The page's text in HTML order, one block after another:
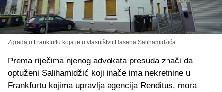
Zgrada u Frankfurtu koja je u vlasništvu Hasana Salihamidžića
Prema riječima njenog advokata presuda znači da
optuženi Salihamidžić koji inače ima nekretnine u
Frankfurtu kojima upravlja agencija Renditus, mora